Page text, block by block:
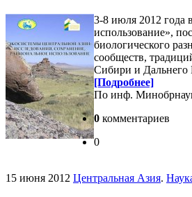
3-8 июля 2012 года
использование»,
биологического
сообществ,
Сибири и Дальнего
[Подробнее]
По инф.
0 комментариев
0
15 июня 2012 Центральная Азия.